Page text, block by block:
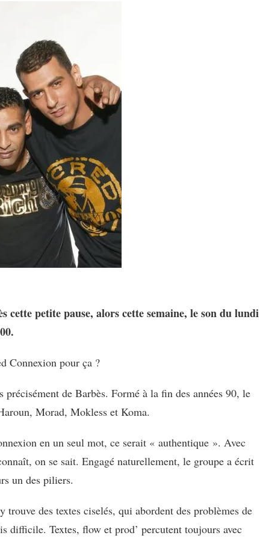
cette petite pause, alors cette semaine, le son du lundi
Connexion pour ça ?
précisément de Barbès. Formé à la fin des années 90, le
Morad, Mokless et Koma.
en un seul mot, ce serait « authentique ». Avec
on se sait. Engagé naturellement, le groupe a écrit
un des piliers.
trouve des textes ciselés, qui abordent des problèmes de
difficile. Textes, flow et prod’ percutent toujours avec